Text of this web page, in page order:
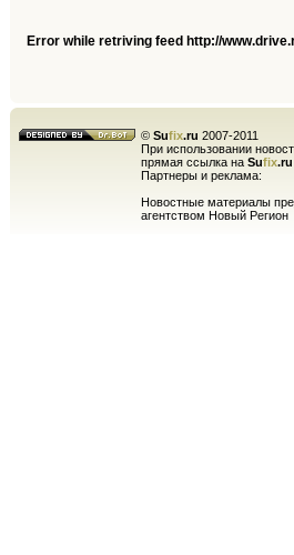
Error while retriving feed http://
© Sufix.ru 2007-2011
При использовании
прямая ссылка на Sufix.ru
Партнеры и реклама:
Новостные материалы
агентством Новый Регион